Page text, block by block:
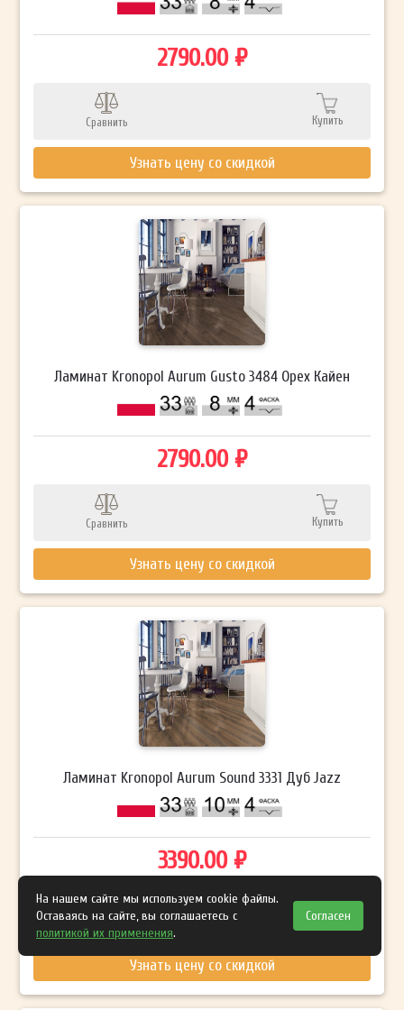
2790.00 ₽
Сравнить Купить
Узнать цену со скидкой
Ламинат Kronopol Aurum Gusto 3484 Орех Кайен
2790.00 ₽
Сравнить Купить
Узнать цену со скидкой
Ламинат Kronopol Aurum Sound 3331 Дуб Jazz
3390.00 ₽
Сравнить Купить
Узнать цену со скидкой
На нашем сайте мы используем cookie файлы.
Оставаясь на сайте, вы соглашаетесь с
политикой их применения.
Согласен